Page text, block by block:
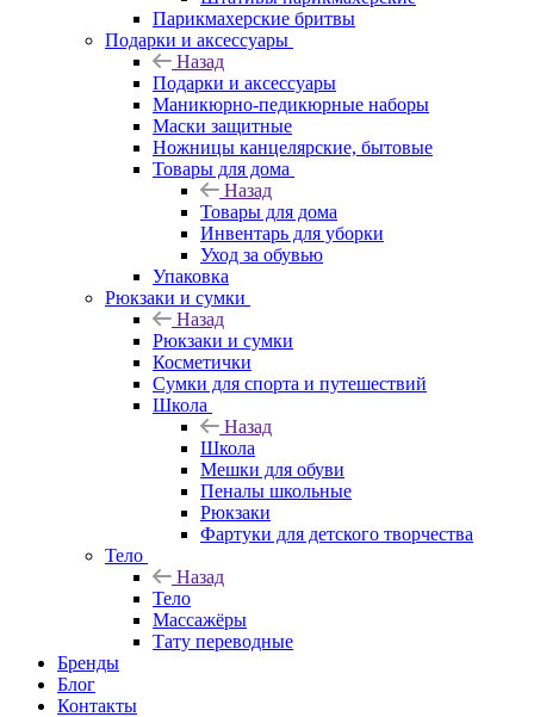
Парикмахерские бритвы
Подарки и аксессуары
Назад
Подарки и аксессуары
Маникюрно-педикюрные наборы
Маски защитные
Ножницы канцелярские, бытовые
Товары для дома
Назад
Товары для дома
Инвентарь для уборки
Уход за обувью
Упаковка
Рюкзаки и сумки
Назад
Рюкзаки и сумки
Косметички
Сумки для спорта и путешествий
Школа
Назад
Школа
Мешки для обуви
Пеналы школьные
Рюкзаки
Фартуки для детского творчества
Тело
Назад
Тело
Массажёры
Тату переводные
Бренды
Блог
Контакты